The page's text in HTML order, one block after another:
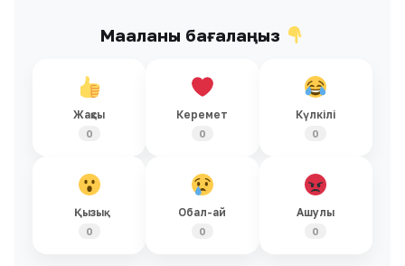
Мақаланы бағалаңыз
Жақсы
0
Керемет
0
Күлкілі
0
Қызық
0
Обал-ай
0
Ашулы
0